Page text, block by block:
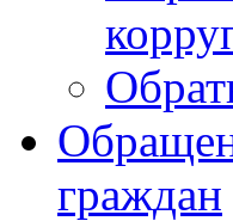
граждан